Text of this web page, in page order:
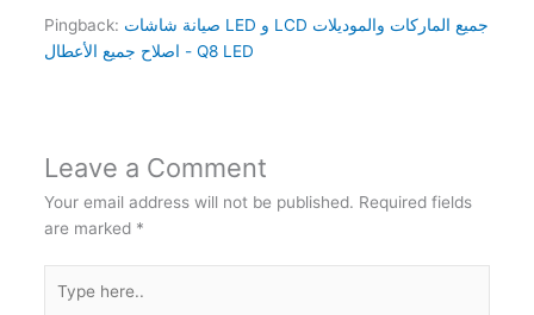
Pingback: صيانة شاشات LED و LCD جميع الماركات والموديلات
اصلاح جميع الأعطال - Q8 LED
Leave a Comment
Your email address will not be published. Required fields
are marked *
here..